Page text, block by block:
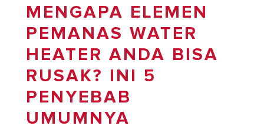
MENGAPA ELEMEN
PEMANAS WATER
HEATER ANDA BISA
RUSAK? INI 5
PENYEBAB
UMUMNYA